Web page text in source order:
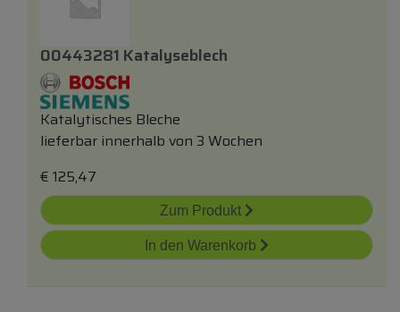
00443281 Katalyseblech
Katalytisches Bleche
lieferbar innerhalb von 3 Wochen
€ 125,47
Zum Produkt
In den Warenkorb